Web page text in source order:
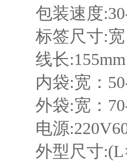
包装速度
标签尺寸:宽
线长:155mm
内袋:宽：
外袋:宽：
电源
外型尺寸